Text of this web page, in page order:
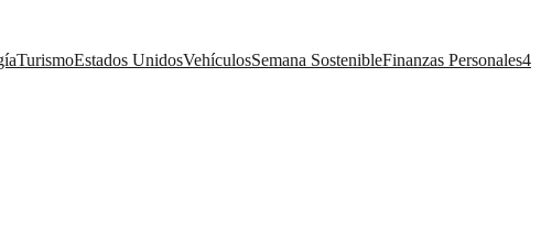
TurismoEstados UnidosVehículosSemana SostenibleFinanzas Personales4